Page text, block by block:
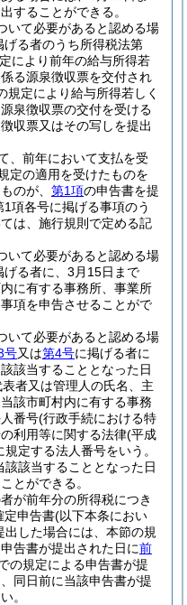
することができる。
いて必要があると認める場
げる者のうち所得税法第
により前年の給与所得若
る源泉徴収票を交付され
規定により給与所得若しく
泉徴収票の交付を受ける
収票又はその写しを提出
、前年において支払を受
定の適用を受けたものを
のが、 第1項の申告書を提
項各号に掲げる事項のう
は、施行規則で定める記
いて必要があると認める場
げる者に、3月15日まで
に有する事務所、事業所
項を申告させることがで
いて必要があると認める場
号又は第4号に掲げる者に
該当することとなった日
者又は管理人の氏名、主
該市町村内に有する事務
番号(行政手続における特
利用等に関する法律(平成
定する法人番号をいう。
該該当することとなった日
とができる。
が前年分の所得税につき
定申告書(以下本条におい
出した場合には、本節の規
告書が提出された日に前
の規定による申告書が提
同日前に当該申告書が提
。